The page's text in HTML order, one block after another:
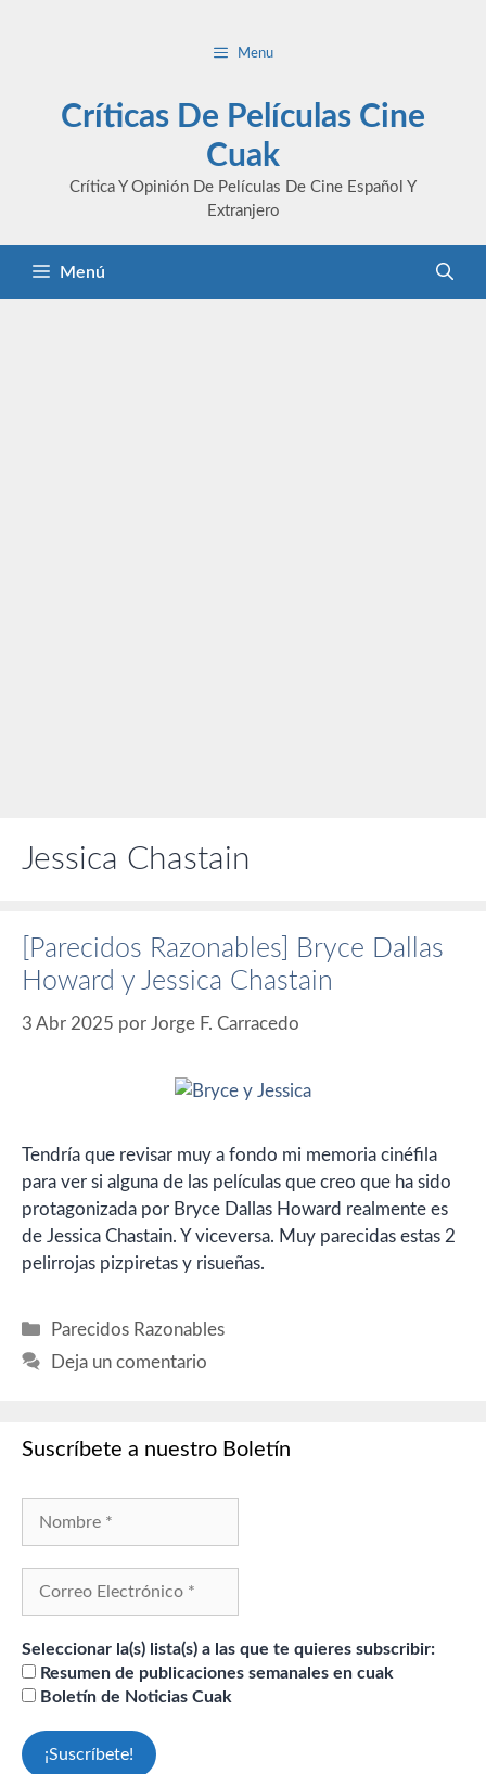
Menu
Críticas De Películas Cine
Cuak
Crítica Y Opinión De Películas De Cine Español Y
Extranjero
Menú
Jessica Chastain
[Parecidos Razonables] Bryce Dallas
Howard y Jessica Chastain
3 Abr 2025 por Jorge F. Carracedo
Tendría que revisar muy a fondo mi memoria cinéfila
para ver si alguna de las películas que creo que ha sido
protagonizada por Bryce Dallas Howard realmente es
de Jessica Chastain. Y viceversa. Muy parecidas estas 2
pelirrojas pizpiretas y risueñas.
Categorías
Parecidos Razonables
Deja un comentario
Suscríbete a nuestro Boletín
Seleccionar la(s) lista(s) a las que te quieres subscribir:
Resumen de publicaciones semanales en cuak
Boletín de Noticias Cuak